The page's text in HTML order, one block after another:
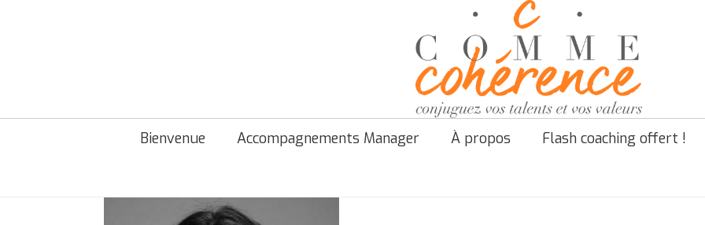
Bienvenue Accompagnements Manager À propos Flash coaching offert !